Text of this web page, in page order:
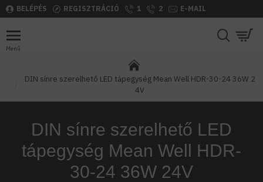
BELÉPÉS REGISZTRÁCIÓ 1 2 E-MAIL
DIN sínre szerelhető LED tápegység Mean Well HDR-30-24 36W 2
4V
DIN sínre szerelhető LED
tápegység Mean Well HDR-
30-24 36W 24V